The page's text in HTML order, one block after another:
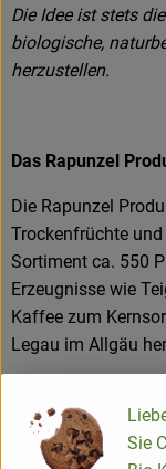
Die Idee ist stets
biologische,
herzustellen.
Das Rapunzel
Die Rapunzel
Trockenfrüchte
Sortiment ca. 550
Erzeugnisse wie
Kaffee zum
Legau im Allgäu
Produkte in
Sie